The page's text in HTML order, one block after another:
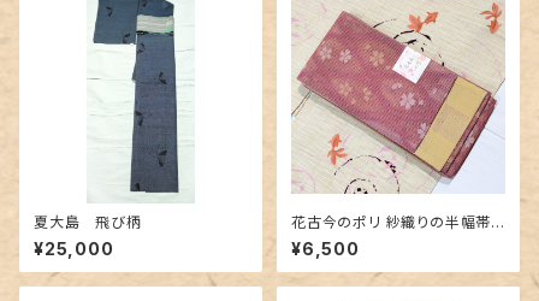
夏大島 飛び柄
¥25,000
花古今のポリ 紗織りの半幅帯
リバーシブル
¥6,500